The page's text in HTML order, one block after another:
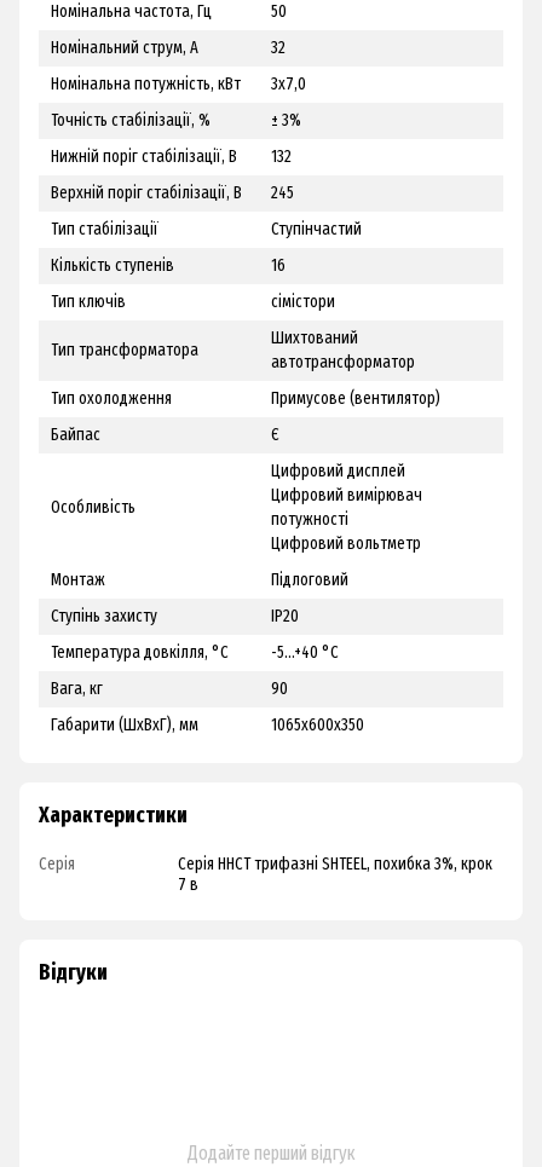
Номінальна частота, Гц
50
Номінальний струм, А
32
Номінальна потужність, кВт
3х7,0
Точність стабілізації, %
± 3%
Нижній поріг стабілізації, В
132
Верхній поріг стабілізації, В
245
Тип стабілізації
Ступінчастий
Кількість ступенів
16
Тип ключів
сімістори
Тип трансформатора
Шихтований
автотрансформатор
Тип охолодження
Примусове (вентилятор)
Байпас
Є
Особливість
Цифровий дисплей
Цифровий вимірювач
потужності
Цифровий вольтметр
Монтаж
Підлоговий
Ступінь захисту
IP20
Температура довкілля, °C
-5...+40 °С
Вага, кг
90
Габарити (ШхВхГ), мм
1065х600х350
Характеристики
Серія
Серія ННСТ трифазні SHTEEL, похибка 3%, крок
7 в
Відгуки
Додайте перший відгук